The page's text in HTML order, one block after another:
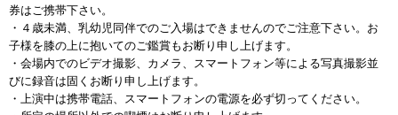
券はご携帯下さい。
・４歳未満、乳幼児同伴でのご入場はできませんのでご注意下さい。お
子様を膝の上に抱いてのご鑑賞もお断り申し上げます。
・会場内でのビデオ撮影、カメラ、スマートフォン等による写真撮影並
びに録音は固くお断り申し上げます。
・上演中は携帯電話、スマートフォンの電源を必ず切ってください。